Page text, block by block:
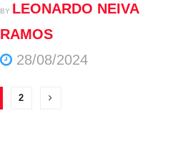
BY LEONARDO NEIVA
RAMOS
28/08/2024
2